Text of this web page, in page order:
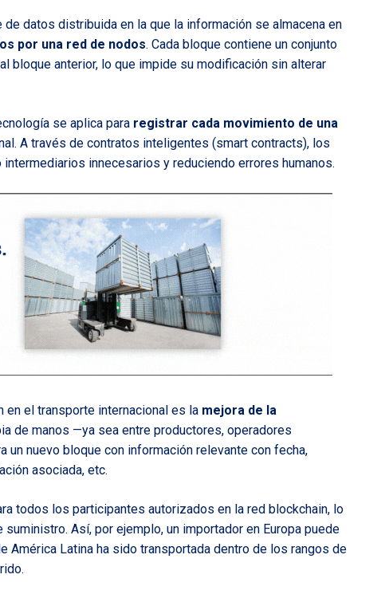
datos distribuida en la que la información se almacena en
por una red de nodos. Cada bloque contiene un conjunto
bloque anterior, lo que impide su modificación sin alterar
se aplica para registrar cada movimiento de una
A través de contratos inteligentes (smart contracts), los
innecesarios y reduciendo errores humanos.
el transporte internacional es la mejora de la
de manos —ya sea entre productores, operadores
nuevo bloque con información relevante con fecha,
asociada, etc.
todos los participantes autorizados en la red blockchain, lo
Así, por ejemplo, un importador en Europa puede
América Latina ha sido transportada dentro de los rangos de